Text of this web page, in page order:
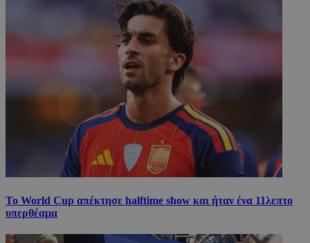
Το World Cup απέκτησε halftime show και ήταν ένα 11λεπτο
υπερθέαμα